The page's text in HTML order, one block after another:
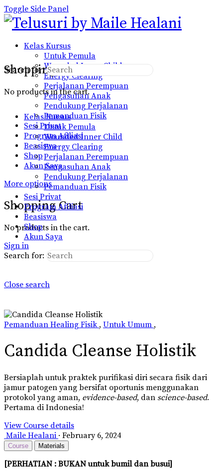
Toggle Side Panel
Kelas Kursus
Untuk Pemula
Wounded Inner Child
Energy Clearing
Perjalanan Perempuan
Pengasuhan Anak
Pendukung Perjalanan
Pemanduan Fisik
Sesi Privat
Program Afiliasi
Beasiswa
Shop
Akun Saya
More options
Shopping Cart
No products in the cart.
Sign in
Shopping Cart
No products in the cart.
Search for:
Kelas Kursus
Untuk Pemula
Wounded Inner Child
Energy Clearing
Perjalanan Perempuan
Pengasuhan Anak
Pendukung Perjalanan
Pemanduan Fisik
Sesi Privat
Program Afiliasi
Beasiswa
Shop
Akun Saya
Search for:
Close search
Pemanduan Healing Fisik , Untuk Umum ,
Candida Cleanse Holistik
Bersiaplah untuk praktek purifikasi diri secara fisik dari
jamur patogen yang bersifat oportunis menggunakan
protokol yang aman, evidence-based, dan science-based.
Pertama di Indonesia!
View Course details
Maile Healani · February 6, 2024
Course Materials
[PERHATIAN : BUKAN untuk bumil dan busui]